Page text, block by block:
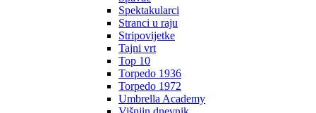
Spektakularci
Stranci u raju
Stripovijetke
Tajni vrt
Top 10
Torpedo 1936
Torpedo 1972
Umbrella Academy